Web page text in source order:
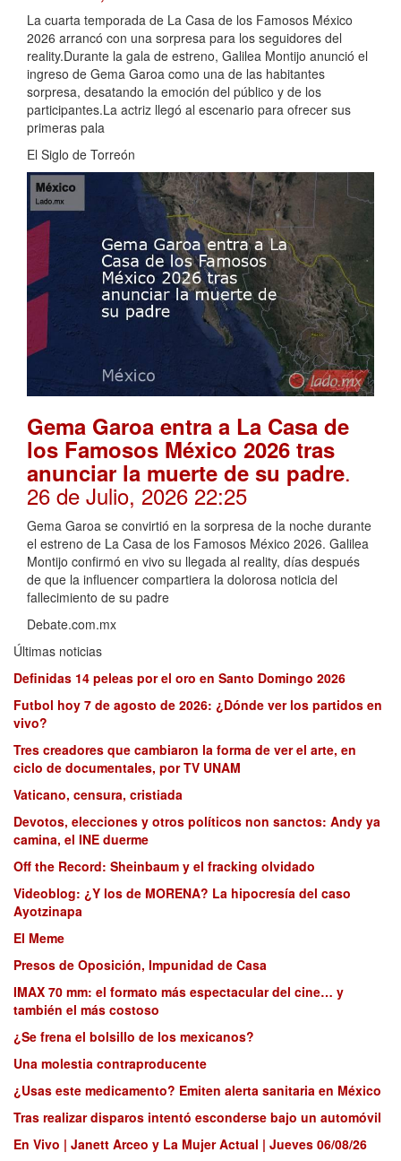
La cuarta temporada de La Casa de los Famosos México
2026 arrancó con una sorpresa para los seguidores del
reality.Durante la gala de estreno, Galilea Montijo anunció el
ingreso de Gema Garoa como una de las habitantes
sorpresa, desatando la emoción del público y de los
participantes.La actriz llegó al escenario para ofrecer sus
primeras pala
El Siglo de Torreón
Gema Garoa entra a La Casa de
los Famosos México 2026 tras
anunciar la muerte de su padre.
26 de Julio, 2026 22:25
Gema Garoa se convirtió en la sorpresa de la noche durante
el estreno de La Casa de los Famosos México 2026. Galilea
Montijo confirmó en vivo su llegada al reality, días después
de que la influencer compartiera la dolorosa noticia del
fallecimiento de su padre
Debate.com.mx
Últimas noticias
Definidas 14 peleas por el oro en Santo Domingo 2026
Futbol hoy 7 de agosto de 2026: ¿Dónde ver los partidos en
vivo?
Tres creadores que cambiaron la forma de ver el arte, en
ciclo de documentales, por TV UNAM
Vaticano, censura, cristiada
Devotos, elecciones y otros políticos non sanctos: Andy ya
camina, el INE duerme
Off the Record: Sheinbaum y el fracking olvidado
Videoblog: ¿Y los de MORENA? La hipocresía del caso
Ayotzinapa
El Meme
Presos de Oposición, Impunidad de Casa
IMAX 70 mm: el formato más espectacular del cine… y
también el más costoso
¿Se frena el bolsillo de los mexicanos?
Una molestia contraproducente
¿Usas este medicamento? Emiten alerta sanitaria en México
Tras realizar disparos intentó esconderse bajo un automóvil
En Vivo | Janett Arceo y La Mujer Actual | Jueves 06/08/26